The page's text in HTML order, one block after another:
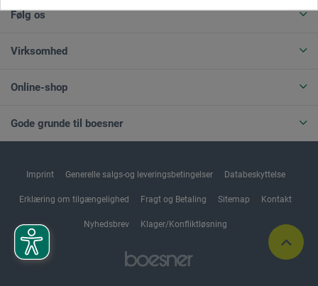
Følg os
Virksomhed
Online-shop
Gode grunde til boesner
Imprint Generelle salgs-og leveringsbetingelser Databeskyttelse
Erklæring om tilgængelighed Fragt og Betaling Sitemap Kontakt
Nyhedsbrev Klager/Konfliktløsning